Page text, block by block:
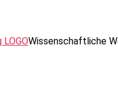
Wissenschaftliche